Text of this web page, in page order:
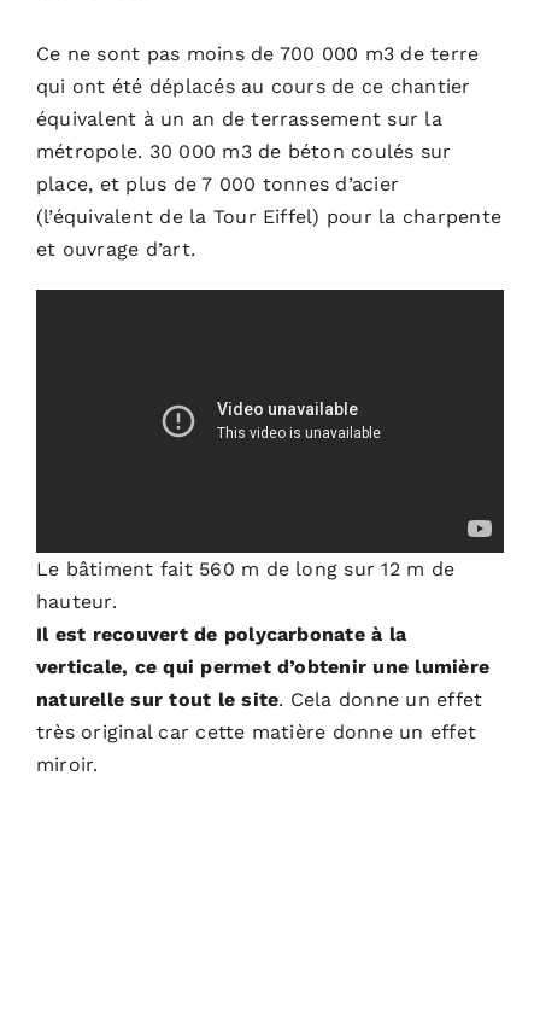
Ce ne sont pas moins de 700 000 m3 de terre
qui ont été déplacés au cours de ce chantier
équivalent à un an de terrassement sur la
métropole. 30 000 m3 de béton coulés sur
place, et plus de 7 000 tonnes d’acier
(l’équivalent de la Tour Eiffel) pour la charpente
et ouvrage d’art.
Le bâtiment fait 560 m de long sur 12 m de
hauteur.
Il est recouvert de polycarbonate à la
verticale, ce qui permet d’obtenir une lumière
naturelle sur tout le site. Cela donne un effet
très original car cette matière donne un effet
miroir.